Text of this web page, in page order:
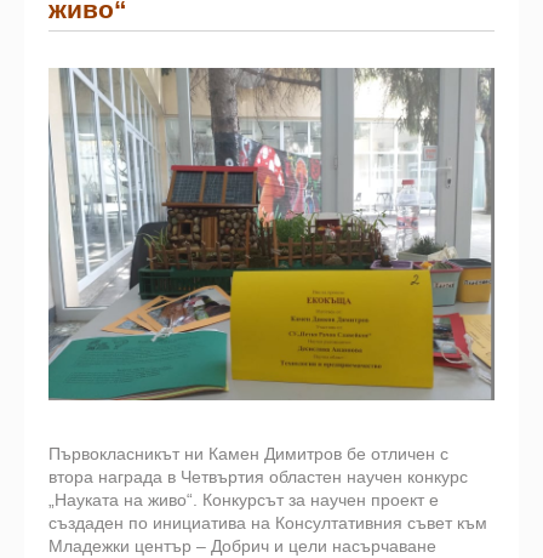
живо“
Първокласникът ни Камен Димитров бе отличен с
втора награда в Четвъртия областен научен конкурс
„Науката на живо“. Конкурсът за научен проект е
създаден по инициатива на Консултативния съвет към
Младежки център – Добрич и цели насърчаване